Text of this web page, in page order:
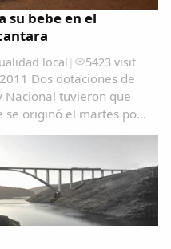
su bebe en el
local | 5423 visit
Dos dotaciones de
Nacional tuvieron que
se originó el martes por